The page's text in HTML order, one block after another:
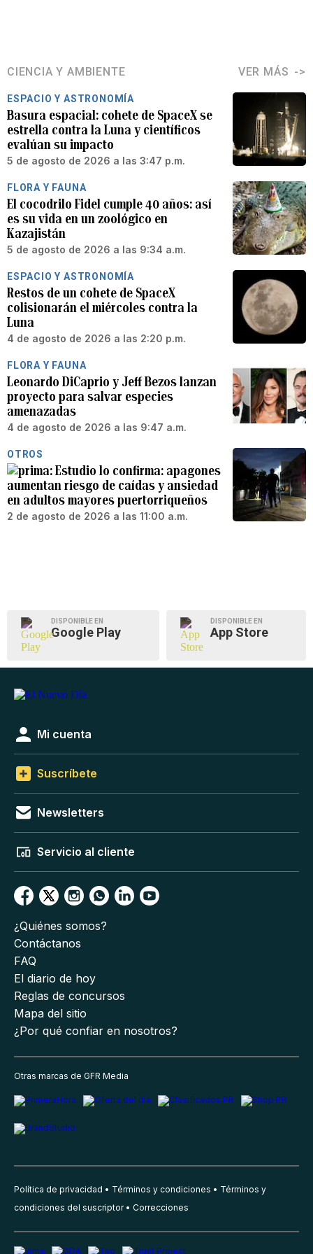
CIENCIA Y AMBIENTE VER MÁS
ESPACIO Y ASTRONOMÍA
Basura espacial: cohete de SpaceX se
estrella contra la Luna y científicos
evalúan su impacto
5 de agosto de 2026 a las 3:47 p.m.
FLORA Y FAUNA
El cocodrilo Fidel cumple 40 años: así
es su vida en un zoológico en
Kazajistán
5 de agosto de 2026 a las 9:34 a.m.
ESPACIO Y ASTRONOMÍA
Restos de un cohete de SpaceX
colisionarán el miércoles contra la
Luna
4 de agosto de 2026 a las 2:20 p.m.
FLORA Y FAUNA
Leonardo DiCaprio y Jeff Bezos lanzan
proyecto para salvar especies
amenazadas
4 de agosto de 2026 a las 9:47 a.m.
OTROS
Estudio lo confirma: apagones
aumentan riesgo de caídas y ansiedad
en adultos mayores puertorriqueños
2 de agosto de 2026 a las 11:00 a.m.
DISPONIBLE EN
Google Play
DISPONIBLE EN
App Store
Mi cuenta
Suscríbete
Newsletters
Servicio al cliente
¿Quiénes somos?
Contáctanos
FAQ
El diario de hoy
Reglas de concursos
Mapa del sitio
¿Por qué confiar en nosotros?
Otras marcas de GFR Media
Política de privacidad Términos y condiciones
Términos y
condiciones del suscriptor
Correcciones